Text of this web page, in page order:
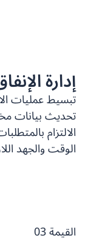
إدارة
تبسيط عمليات
تحديث بيانات
الالتزام
الوقت والجهد
القيمة 03